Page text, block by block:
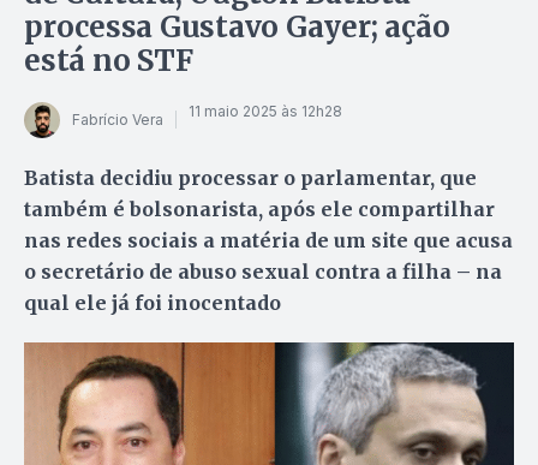
processa Gustavo Gayer; ação
está no STF
Fabrício Vera 11 maio 2025 às 12h28
Batista decidiu processar o parlamentar, que
também é bolsonarista, após ele compartilhar
nas redes sociais a matéria de um site que acusa
o secretário de abuso sexual contra a filha – na
qual ele já foi inocentado